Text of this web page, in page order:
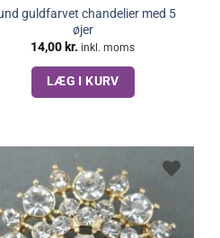
guldfarvet chandelier med 5
øjer
14,00kr. inkl. moms
LÆG I KURV